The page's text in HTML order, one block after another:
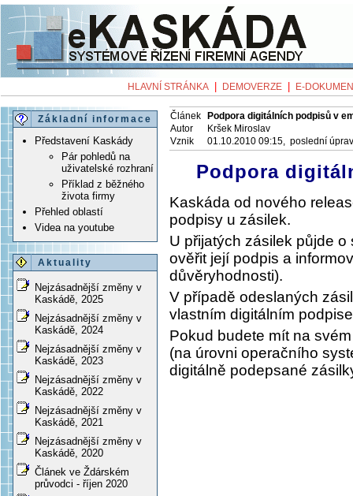
HLAVNÍ STRÁNKA DEMOVERZE E-
Základní informace
Představení Kaskády
Pár pohledů na
uživatelské rozhraní
Příklad z běžného
života firmy
Přehled oblastí
Videa na youtube
Aktuality
Nejzásadnější změny v
Kaskádě, 2025
Nejzásadnější změny v
Kaskádě, 2024
Nejzásadnější změny v
Kaskádě, 2023
Nejzásadnější změny v
Kaskádě, 2022
Nejzásadnější změny v
Kaskádě, 2021
Nejzásadnější změny v
Kaskádě, 2020
Článek ve Ždárském
průvodci - říjen 2020
Článek
Podpora digitálních podpisů v
Autor
Kršek Miroslav
Vznik
01.10.2010 09:15, poslední
Podpora
Kaskáda od nového
podpisy u zásilek.
U přijatých zásilek půjde
ověřit její podpis a
důvěryhodnosti).
V případě odeslaných
vlastním digitálním
Pokud budete mít na
(na úrovni operačního
digitálně podepsané